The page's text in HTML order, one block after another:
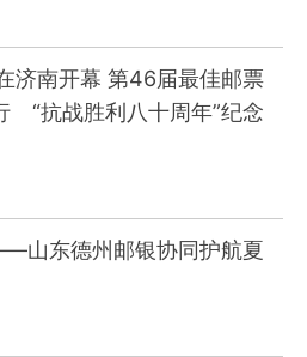
济南开幕 第46届最佳邮票
“抗战胜利八十周年”纪念
山东德州邮银协同护航夏